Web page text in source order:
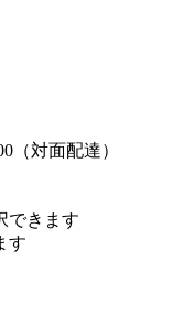
（対面配達）
できます
す